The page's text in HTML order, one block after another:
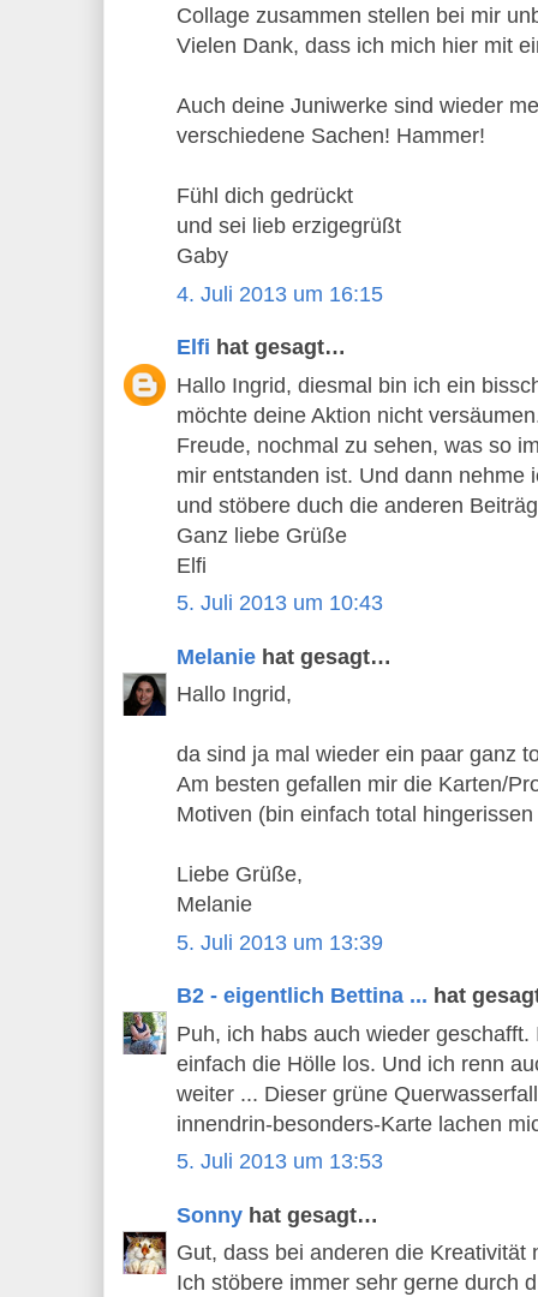
Collage zusammen stellen bei mir
Vielen Dank, dass ich mich hier mit
Auch deine Juniwerke sind wieder
verschiedene Sachen! Hammer!
Fühl dich gedrückt
und sei lieb erzigegrüßt
Gaby
4. Juli 2013 um 16:15
Elfi hat gesagt…
Hallo Ingrid, diesmal bin ich ein
möchte deine Aktion nicht
Freude, nochmal zu sehen, was so
mir entstanden ist. Und dann nehme
und stöbere duch die anderen
Ganz liebe Grüße
Elfi
5. Juli 2013 um 10:43
Melanie hat gesagt…
Hallo Ingrid,
da sind ja mal wieder ein paar ganz
Am besten gefallen mir die Karten/
Motiven (bin einfach total
Liebe Grüße,
Melanie
5. Juli 2013 um 13:39
B2 - eigentlich Bettina ... hat
Puh, ich habs auch wieder
einfach die Hölle los. Und ich renn
weiter ... Dieser grüne
innendrin-besonders-Karte lachen
5. Juli 2013 um 13:53
Sonny hat gesagt…
Gut, dass bei anderen die Kreativität
Ich stöbere immer sehr gerne durch